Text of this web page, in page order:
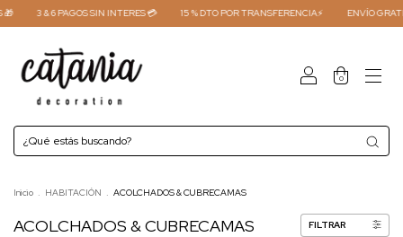
3 & 6 PAGOS SIN INTERES 💳 15 % DTO POR TRANSFERENCIA⚡ ENVÍO
0
Inicio . HABITACIÓN . ACOLCHADOS & CUBRECAMAS
ACOLCHADOS & CUBRECAMAS FILTRAR